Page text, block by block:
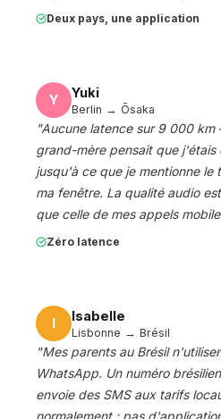
Deux pays, une application
Y Yuki
Berlin → Ōsaka
"Aucune latence sur 9 000 km
grand-mère pensait que j'étais
jusqu'à ce que je mentionne
ma fenêtre. La qualité audio
que celle de mes appels
Zéro latence
I Isabelle
Lisbonne → Brésil
"Mes parents au Brésil
WhatsApp. Un numéro
envoie des SMS aux tarifs
normalement : pas